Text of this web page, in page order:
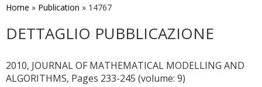
contenuto
Home » Publication » 14767
DETTAGLIO PUBBLICAZIONE
2010, JOURNAL OF MATHEMATICAL MODELLING AND
ALGORITHMS, Pages 233-245 (volume: 9)